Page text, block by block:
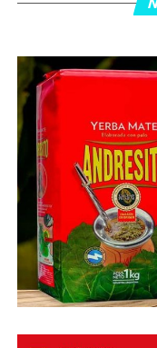
minutos, tras un tiro
Fuente: